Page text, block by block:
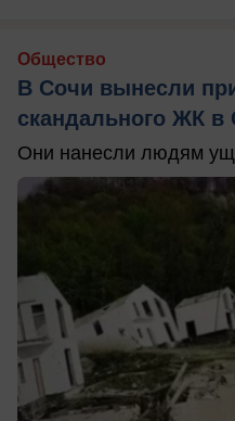
Общество
В Сочи вынесли
скандального ЖК в
Они нанесли людям